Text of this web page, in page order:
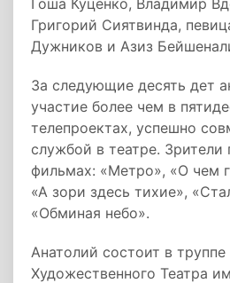
Гоша Куценко, Владимир
Григорий Сиятвинда,
Дужников и Азиз
За следующие десять дет
участие более чем в
телепроектах, успешно
службой в театре. Зрители
фильмах: «Метро», «О чем
«А зори здесь тихие»,
«Обминая небо».
Анатолий состоит в
Художественного Театра